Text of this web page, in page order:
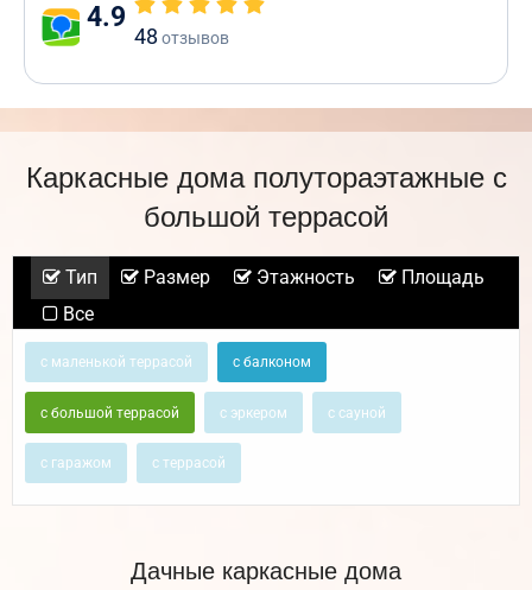
4.9
48 отзывов
Каркасные дома полутораэтажные с
большой террасой
Тип Размер Этажность
Площадь
Все
с маленькой террасой с балконом
с большой террасой с эркером с сауной
с гаражом с террасой
Дачные каркасные дома